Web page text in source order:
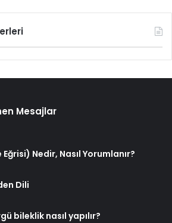
Mesajlar
Nedir, Nasıl Yorumlanır?
Dili
bileklik nasıl yapılır?